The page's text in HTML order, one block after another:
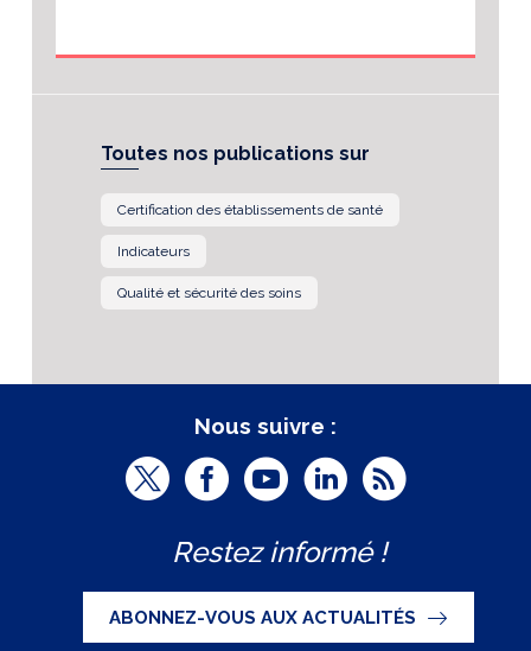
Toutes nos publications sur
Certification des établissements de santé
Indicateurs
Qualité et sécurité des soins
Nous suivre :
T
i
t
F
c
e
Y
u
t
L
n
k
R
Restez informé !
ABONNEZ-VOUS AUX ACTUALITÉS